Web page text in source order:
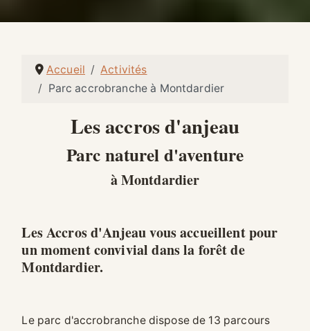
Accueil
Activités
Parc accrobranche à Montdardier
Les accros d'anjeau
Parc naturel d'aventure
à Montdardier
Les Accros d'Anjeau vous accueillent pour
un moment convivial dans la forêt de
Montdardier.
Le parc d'accrobranche dispose de 13 parcours